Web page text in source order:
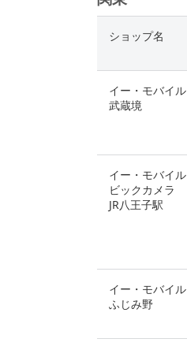
ショップ名
イー・モバイル
武蔵境
イー・モバイル
ビックカメラ
JR八王子駅
イー・モバイル
ふじみ野